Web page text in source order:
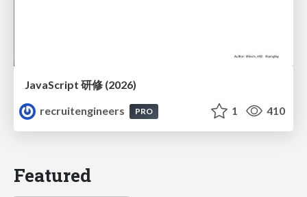
JavaScript 研修 (2026)
recruitengineers
PRO 1 410
Featured